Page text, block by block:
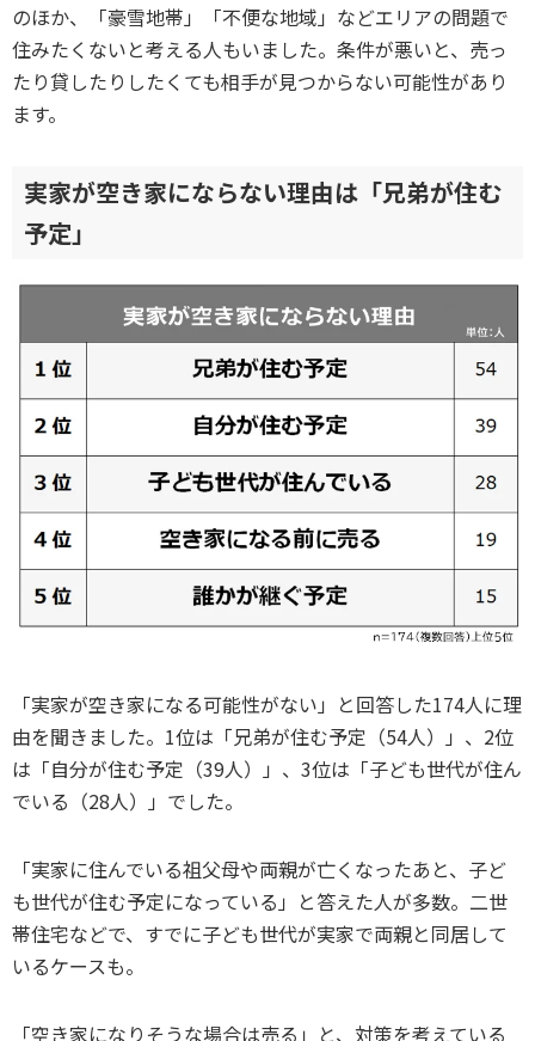
のほか、「豪雪地帯」「不便な地域」などエリアの問題で
住みたくないと考える人もいました。条件が悪いと、売っ
たり貸したりしたくても相手が見つからない可能性があり
ます。
実家が空き家にならない理由は「兄弟が住む
予定」
「実家が空き家になる可能性がない」と回答した174人に理
由を聞きました。1位は「兄弟が住む予定（54人）」、2位
は「自分が住む予定（39人）」、3位は「子ども世代が住ん
でいる（28人）」でした。
「実家に住んでいる祖父母や両親が亡くなったあと、子ど
も世代が住む予定になっている」と答えた人が多数。二世
帯住宅などで、すでに子ども世代が実家で両親と同居して
いるケースも。
「空き家になりそうな場合は売る」と、対策を考えている